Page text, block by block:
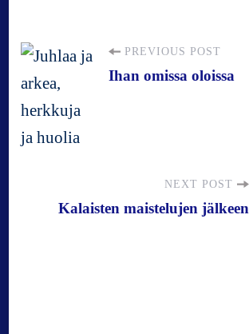
P
o
s
PREVIOUS POST
Ihan omissa oloissa
NEXT POST
Kalaisten maistelujen jälkeen